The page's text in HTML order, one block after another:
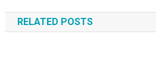
по
записям
RELATED POSTS